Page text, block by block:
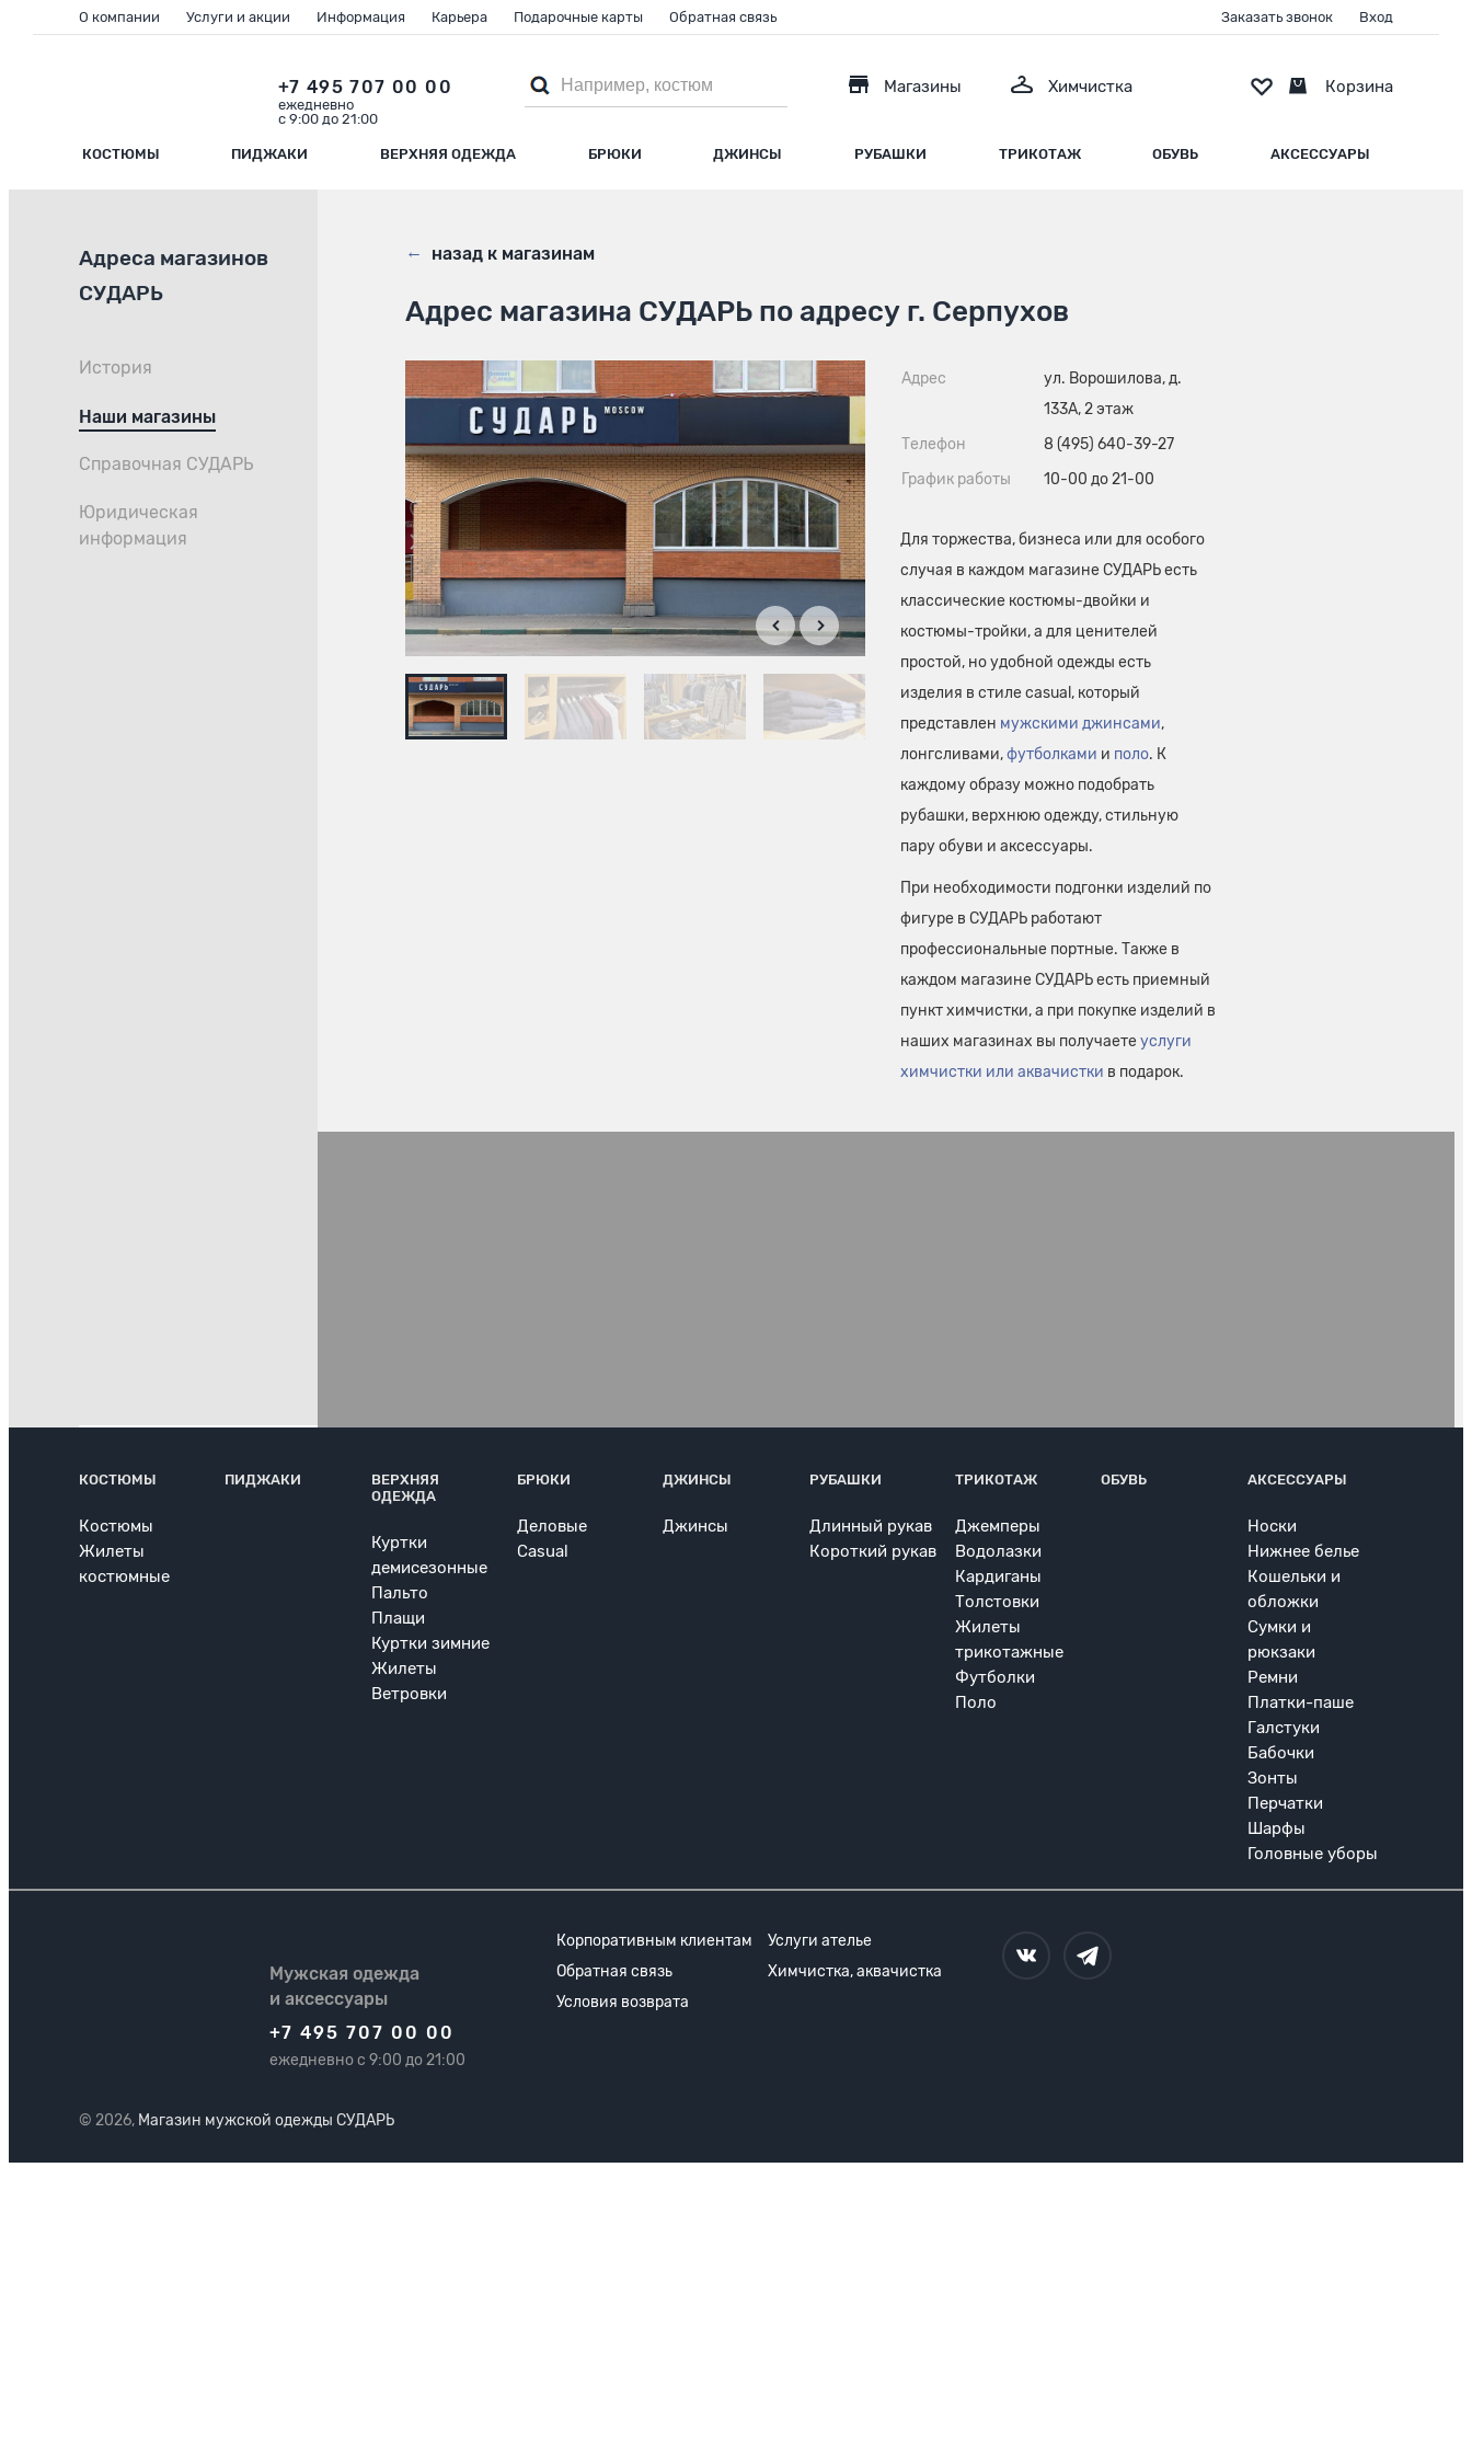
КОСТЮМЫ ПИДЖАКИ ВЕРХНЯЯ ОДЕЖДА БРЮКИ ДЖИНСЫ РУБАШКИ ТРИКОТАЖ ОБУВЬ АКСЕССУАРЫ
+7 495 707 00 00
ежедневно
с 9:00 до 21:00
Магазины Химчистка
О компании Услуги и акции Информация Карьера Подарочные карты Обратная связь Заказать звонок Вход
Корзина
Адреса магазинов
СУДАРЬ
История
Наши магазины
Справочная СУДАРЬ
Юридическая
информация
← назад к магазинам
Адрес магазина СУДАРЬ по адресу г. Серпухов
Адрес
ул. Ворошилова, д.
133А, 2 этаж
Телефон
8 (495) 640-39-27
График работы
10-00 до 21-00
Для торжества, бизнеса или для особого
случая в каждом магазине СУДАРЬ есть
классические костюмы-двойки и
костюмы-тройки, а для ценителей
простой, но удобной одежды есть
изделия в стиле casual, который
представлен мужскими джинсами,
лонгсливами,футболками и поло. К
каждому образу можно подобрать
рубашки, верхнюю одежду, стильную
пару обуви и аксессуары.
При необходимости подгонки изделий по
фигуре в СУДАРЬ работают
профессиональные портные. Также в
каждом магазине СУДАРЬ есть приемный
пункт химчистки, а при покупке изделий в
наших магазинах вы получаетеуслуги
химчистки или аквачистки в подарок.
КОСТЮМЫ
Костюмы
Жилеты
костюмные
ПИДЖАКИ
ВЕРХНЯЯ
ОДЕЖДА
Куртки
демисезонные
Пальто
Плащи
Куртки зимние
Жилеты
Ветровки
БРЮКИ
Деловые
Casual
ДЖИНСЫ
Джинсы
РУБАШКИ
Длинный рукав
Короткий рукав
ТРИКОТАЖ
Джемперы
Водолазки
Кардиганы
Толстовки
Жилеты
трикотажные
Футболки
Поло
ОБУВЬ АКСЕССУАРЫ
Носки
Нижнее белье
Кошельки и
обложки
Сумки и
рюкзаки
Ремни
Платки-паше
Галстуки
Бабочки
Зонты
Перчатки
Шарфы
Головные уборы
Мужская одежда
и аксессуары
+7 495 707 00 00
ежедневно с 9:00 до 21:00
Корпоративным клиентам
Услуги ателье
Обратная связь
Химчистка, аквачистка
Условия возврата
© 2026, Магазин мужской одежды СУДАРЬ